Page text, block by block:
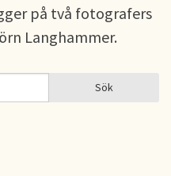
på två fotografers
Langhammer.
Sök